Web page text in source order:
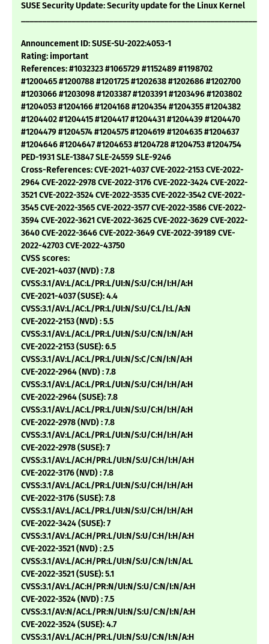
SUSE Security Update: Security update for the Linux Kernel
Announcement ID: SUSE-SU-2022:4053-1
Rating: important
References: #1032323 #1065729 #1152489 #1198702
#1200465 #1200788 #1201725 #1202638 #1202686 #1202700
#1203066 #1203098 #1203387 #1203391 #1203496 #1203802
#1204053 #1204166 #1204168 #1204354 #1204355 #1204382
#1204402 #1204415 #1204417 #1204431 #1204439 #1204470
#1204479 #1204574 #1204575 #1204619 #1204635 #1204637
#1204646 #1204647 #1204653 #1204728 #1204753 #1204754
PED-1931 SLE-13847 SLE-24559 SLE-9246
Cross-References: CVE-2021-4037 CVE-2022-2153 CVE-2022-
2964 CVE-2022-2978 CVE-2022-3176 CVE-2022-3424 CVE-2022-
3521 CVE-2022-3524 CVE-2022-3535 CVE-2022-3542 CVE-2022-
3545 CVE-2022-3565 CVE-2022-3577 CVE-2022-3586 CVE-2022-
3594 CVE-2022-3621 CVE-2022-3625 CVE-2022-3629 CVE-2022-
3640 CVE-2022-3646 CVE-2022-3649 CVE-2022-39189 CVE-
2022-42703 CVE-2022-43750
CVSS scores:
CVE-2021-4037 (NVD) : 7.8
CVSS:3.1/AV:L/AC:L/PR:L/UI:N/S:U/C:H/I:H/A:H
CVE-2021-4037 (SUSE): 4.4
CVSS:3.1/AV:L/AC:L/PR:L/UI:N/S:U/C:L/I:L/A:N
CVE-2022-2153 (NVD) : 5.5
CVSS:3.1/AV:L/AC:L/PR:L/UI:N/S:U/C:N/I:N/A:H
CVE-2022-2153 (SUSE): 6.5
CVSS:3.1/AV:L/AC:L/PR:L/UI:N/S:C/C:N/I:N/A:H
CVE-2022-2964 (NVD) : 7.8
CVSS:3.1/AV:L/AC:L/PR:L/UI:N/S:U/C:H/I:H/A:H
CVE-2022-2964 (SUSE): 7.8
CVSS:3.1/AV:L/AC:L/PR:L/UI:N/S:U/C:H/I:H/A:H
CVE-2022-2978 (NVD) : 7.8
CVSS:3.1/AV:L/AC:L/PR:L/UI:N/S:U/C:H/I:H/A:H
CVE-2022-2978 (SUSE): 7
CVSS:3.1/AV:L/AC:H/PR:L/UI:N/S:U/C:H/I:H/A:H
CVE-2022-3176 (NVD) : 7.8
CVSS:3.1/AV:L/AC:L/PR:L/UI:N/S:U/C:H/I:H/A:H
CVE-2022-3176 (SUSE): 7.8
CVSS:3.1/AV:L/AC:L/PR:L/UI:N/S:U/C:H/I:H/A:H
CVE-2022-3424 (SUSE): 7
CVSS:3.1/AV:L/AC:H/PR:L/UI:N/S:U/C:H/I:H/A:H
CVE-2022-3521 (NVD) : 2.5
CVSS:3.1/AV:L/AC:H/PR:L/UI:N/S:U/C:N/I:N/A:L
CVE-2022-3521 (SUSE): 5.1
CVSS:3.1/AV:L/AC:H/PR:N/UI:N/S:U/C:N/I:N/A:H
CVE-2022-3524 (NVD) : 7.5
CVSS:3.1/AV:N/AC:L/PR:N/UI:N/S:U/C:N/I:N/A:H
CVE-2022-3524 (SUSE): 4.7
CVSS:3.1/AV:L/AC:H/PR:L/UI:N/S:U/C:N/I:N/A:H